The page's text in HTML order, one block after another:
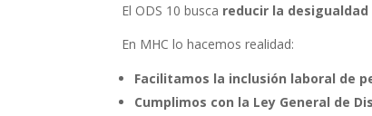
El ODS 10 busca reducir la
En MHC lo hacemos realidad:
Facilitamos la inclusión laboral de
Cumplimos con la Ley General de